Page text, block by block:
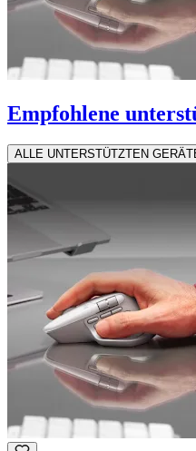
Empfohlene
ALLE UNTERSTÜTZTEN